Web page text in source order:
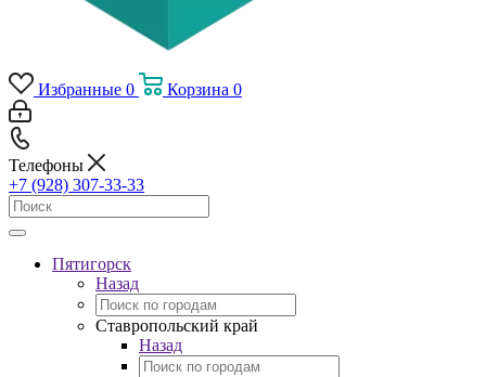
Избранные 0 Корзина 0
Телефоны
+7 (928) 307-33-33
Пятигорск
Назад
Ставропольский край
Назад